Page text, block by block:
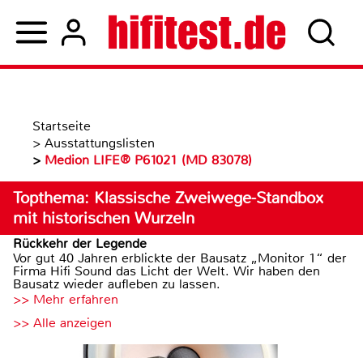
Startseite
> Ausstattungslisten
> Medion LIFE® P61021 (MD 83078)
Topthema: Klassische Zweiwege-Standbox
mit historischen Wurzeln
Rückkehr der Legende
Vor gut 40 Jahren erblickte der Bausatz „Monitor 1“ der
Firma Hifi Sound das Licht der Welt. Wir haben den
Bausatz wieder aufleben zu lassen.
>> Mehr erfahren
>> Alle anzeigen